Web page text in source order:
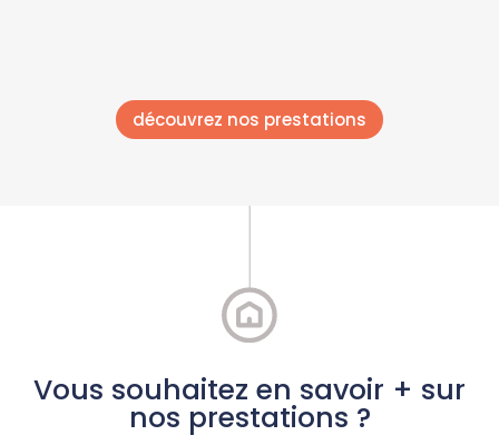
découvrez nos prestations
Vous souhaitez en savoir + sur
nos prestations ?